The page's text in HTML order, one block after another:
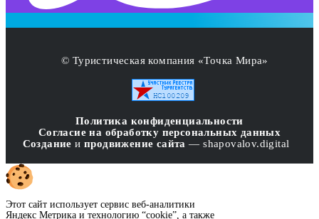
© Туристическая компания «Точка Мира»
Политика конфиденциальности
Согласие на обработку персональных данных
Создание ипродвижение сайта — shapovalov.digital
Этот сайт использует сервис веб-аналитики
Яндекс Метрика и технологию “cookie”, а также